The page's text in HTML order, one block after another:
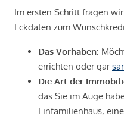
Im ersten Schritt fragen
Eckdaten zum
Das Vorhaben:
errichten oder gar
Die Art der
das Sie im Auge
Einfamilienhaus, eine